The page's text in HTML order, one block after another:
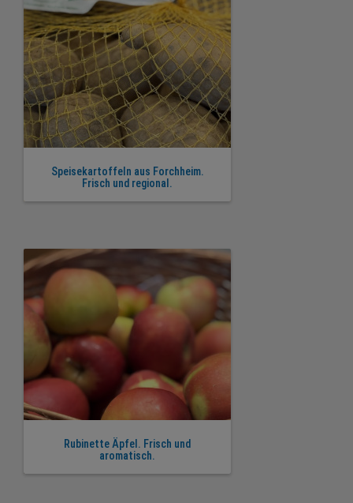
Speisekartoffeln aus Forchheim.
Frisch und regional.
Rubinette Äpfel. Frisch und
aromatisch.